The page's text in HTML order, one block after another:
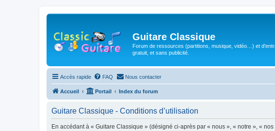
Guitare Classique
Forum de ressources (partitions, musique, vidéo…) et
gratuit, et sans publicité.
Accès rapide FAQ Nous contacter
Accueil Portail Index du forum
Guitare Classique - Conditions d’utilisation
En accédant à « Guitare Classique » (désigné ci-après par « nous », « notre », «